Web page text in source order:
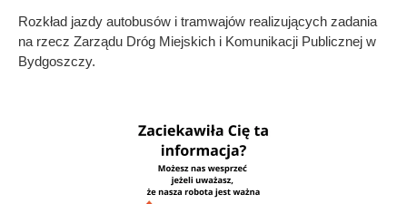
Rozkład jazdy autobusów i tramwajów realizujących zadania
na rzecz Zarządu Dróg Miejskich i Komunikacji Publicznej w
Bydgoszczy.